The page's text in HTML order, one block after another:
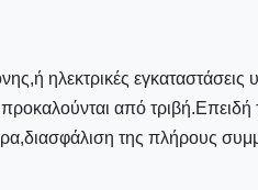
ηλεκτρικές εγκαταστάσεις
από τριβή.Επειδή
της πλήρους